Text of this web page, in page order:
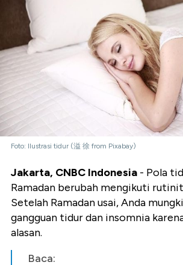
Foto: Ilustrasi tidur (溢 徐 from Pixabay)
Jakarta, CNBC Indonesia - Pola
Ramadan berubah mengikuti
Setelah Ramadan usai, Anda
gangguan tidur dan insomnia
alasan.
Baca: